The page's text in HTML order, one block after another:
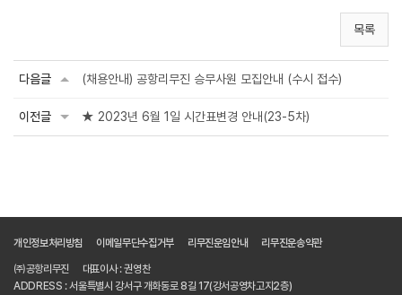
목록
다음글 (채용안내) 공항리무진 승무사원 모집안내 (수시 접수)
이전글 ★ 2023년 6월 1일 시간표변경 안내(23-5차)
개인정보처리방침 이메일무단수집거부 리무진운임안내 리무진운송약관
㈜공항리무진
대표이사 : 권영찬
ADDRESS : 서울특별시 강서구 개화동로 8길 17(강서공영차고지2층)